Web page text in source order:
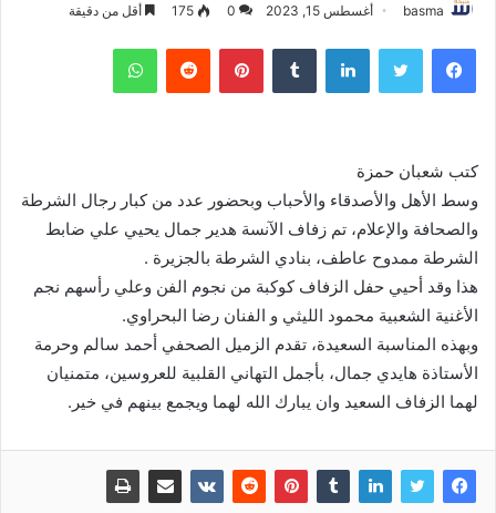
basma أغسطس 15, 2023 0
175 أقل من دقيقة
فيسبوك تويتر لينكدإن بينتيريست واتساب
كتب شعبان حمزة
وسط الأهل والأصدقاء والأحباب وبحضور عدد من كبار رجال الشرطة
والصحافة والإعلام، تم زفاف الآنسة هدير جمال يحيي علي ضابط
الشرطة ممدوح عاطف، بنادي الشرطة بالجزيرة .
هذا وقد أحيي حفل الزفاف كوكبة من نجوم الفن وعلي رأسهم نجم
الأغنية الشعبية محمود الليثي و الفنان رضا البحراوي.
وبهذه المناسبة السعيدة، تقدم الزميل الصحفي أحمد سالم وحرمة
الأستاذة هايدي جمال، بأجمل التهاني القلبية للعروسين، متمنيان
لهما الزفاف السعيد وان يبارك الله لهما ويجمع بينهم في خير.